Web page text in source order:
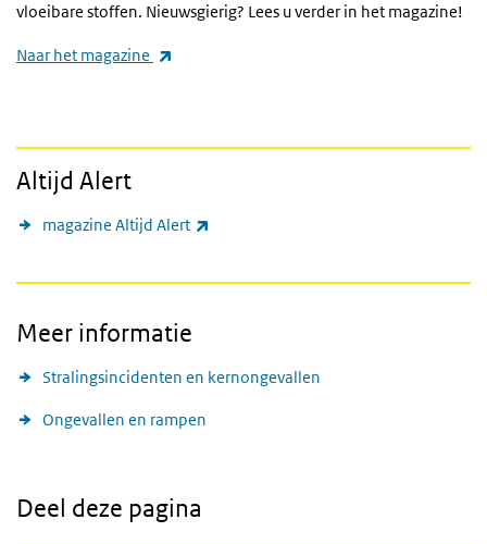
vloeibare stoffen. Nieuwsgierig? Lees u verder in het magazine!
Naar het magazine
Altijd Alert
magazine Altijd Alert
Meer informatie
Stralingsincidenten en kernongevallen
Ongevallen en rampen
Deel deze pagina